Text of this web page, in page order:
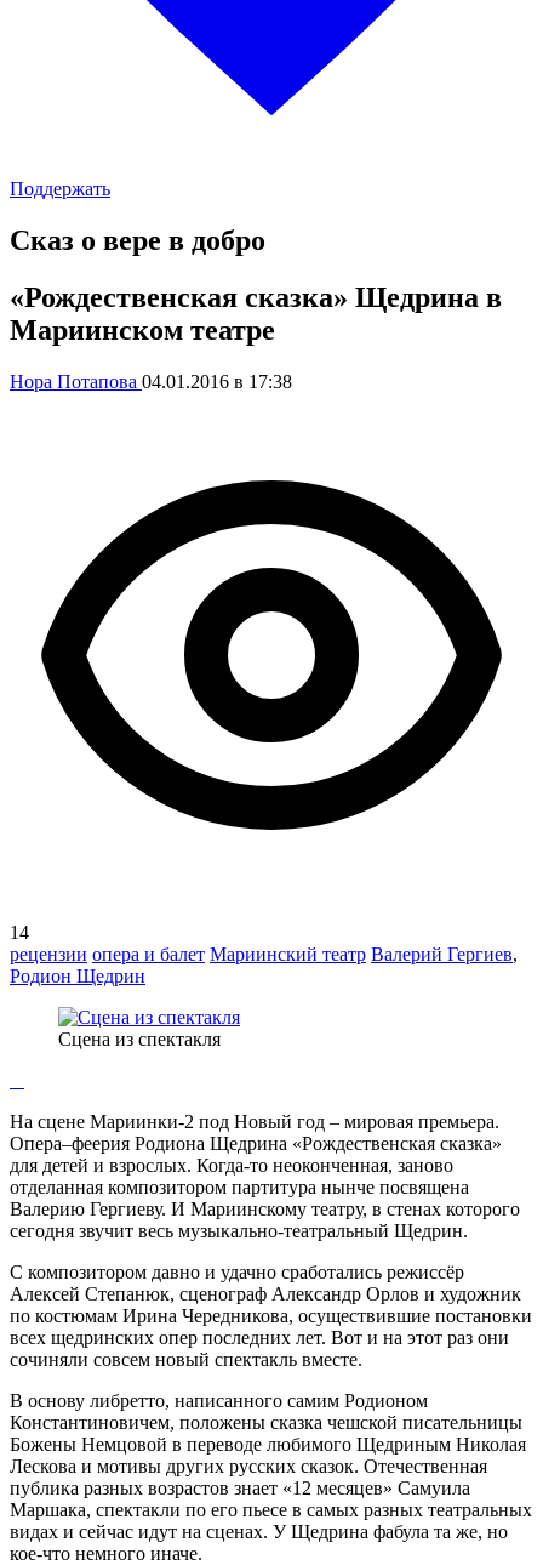
Поддержать
Сказ о вере в добро
«Рождественская сказка» Щедрина в
Мариинском театре
Нора Потапова 04.01.2016 в 17:38
14
рецензии опера и балет Мариинский театр Валерий Гергиев,
Родион Щедрин
Сцена из спектакля
На сцене Мариинки-2 под Новый год – мировая премьера.
Опера–феерия Родиона Щедрина «Рождественская сказка»
для детей и взрослых. Когда-то неоконченная, заново
отделанная композитором партитура нынче посвящена
Валерию Гергиеву. И Мариинскому театру, в стенах которого
сегодня звучит весь музыкально-театральный Щедрин.
С композитором давно и удачно сработались режиссёр
Алексей Степанюк, сценограф Александр Орлов и художник
по костюмам Ирина Чередникова, осуществившие постановки
всех щедринских опер последних лет. Вот и на этот раз они
сочиняли совсем новый спектакль вместе.
В основу либретто, написанного самим Родионом
Константиновичем, положены сказка чешской писательницы
Божены Немцовой в переводе любимого Щедриным Николая
Лескова и мотивы других русских сказок. Отечественная
публика разных возрастов знает «12 месяцев» Самуила
Маршака, спектакли по его пьесе в самых разных театральных
видах и сейчас идут на сценах. У Щедрина фабула та же, но
кое-что немного иначе.